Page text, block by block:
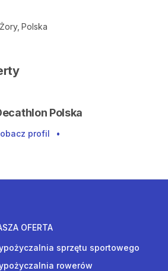
Polska
Polska
profil •
OFERTA
sprzętu sportowego
rowerów